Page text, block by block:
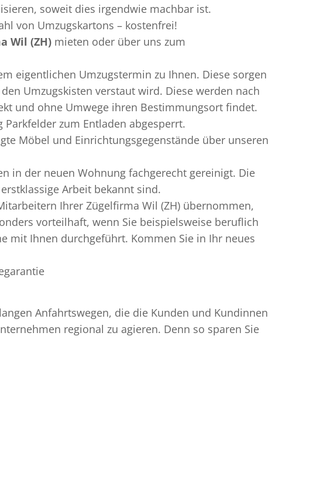
soweit dies irgendwie machbar ist.
von Umzugskartons – kostenfrei!
Wil (ZH) mieten oder über uns zum
eigentlichen Umzugstermin zu Ihnen. Diese sorgen
Umzugskisten verstaut wird. Diese werden nach
und ohne Umwege ihren Bestimmungsort findet.
zum Entladen abgesperrt.
Möbel und Einrichtungsgegenstände über unseren
in der neuen Wohnung fachgerecht gereinigt. Die
Arbeit bekannt sind.
Ihrer Zügelfirma Wil (ZH) übernommen,
vorteilhaft, wenn Sie beispielsweise beruflich
mit Ihnen durchgeführt. Kommen Sie in Ihr neues
Anfahrtswegen, die die Kunden und Kundinnen
regional zu agieren. Denn so sparen Sie